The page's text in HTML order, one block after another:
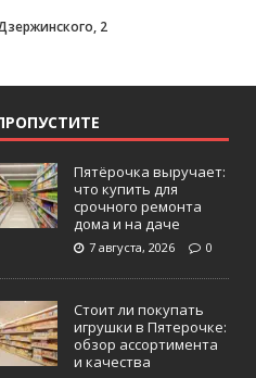
2
Пятёрочка выручает:
что купить для
срочного ремонта
дома и на даче
7 августа, 2026 0
Стоит ли покупать
игрушки в Пятерочке:
обзор ассортимента
и качества